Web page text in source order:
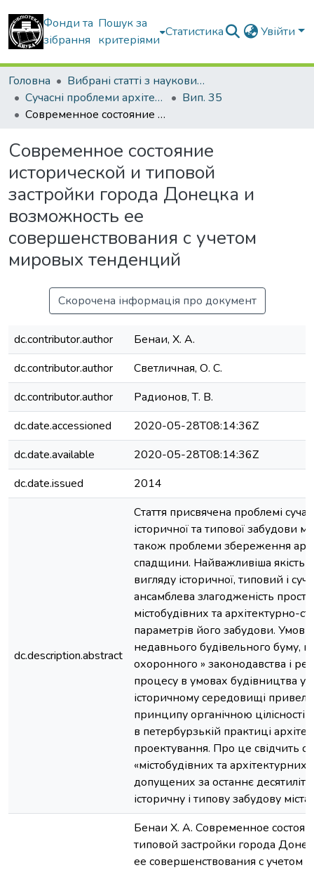
Фонди та
зібрання
Пошук за
критеріями
Статистика Увійти
Головна
Вибрані статті з наукових збірників КНУБА
Сучасні проблеми архітектури та містобудування
Вип. 35
Современное состояние исторической и типовой застройки города Донецка и возможность ее совершенствования с учетом мировых тенденций
Современное состояние
исторической и типовой
застройки города Донецка и
возможность ее
совершенствования с учетом
мировых тенденций
Скорочена інформація про документ
dc.contributor.author
Бенаи, Х. А.
dc.contributor.author
Светличная, О. С.
dc.contributor.author
Радионов, Т. В.
dc.date.accessioned
2020-05-28T08:14:36Z
dc.date.available
2020-05-28T08:14:36Z
dc.date.issued
2014
dc.description.abstract
Стаття присвячена проблемі
історичної та типової забудови
також проблеми збереження
спадщини. Найважливіша якість
вигляду історичної, типовий і
ансамблева злагодженість
містобудівних та архітектурно-
параметрів його забудови. Умови
недавнього будівельного буму,
охоронного » законодавства і
процесу в умовах будівництва у
історичному середовищі
принципу органічною цілісності
в петербурзькій практиці
проектування. Про це свідчить
«містобудівних та архітектурних
допущених за останнє
історичну і типову забудову
Бенаи Х. А. Современное
типовой застройки города
ее совершенствования с учетом